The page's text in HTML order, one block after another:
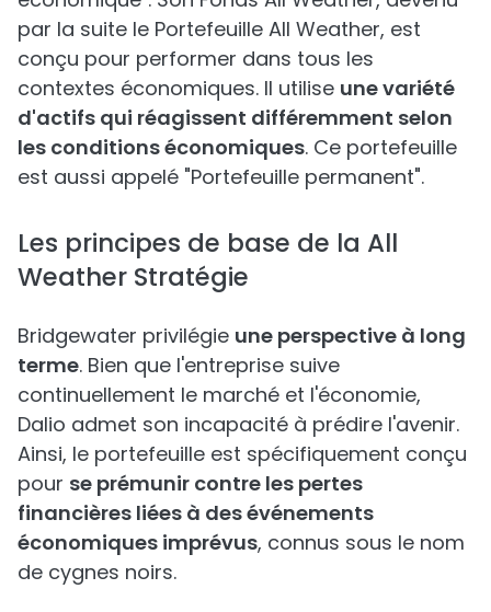
par la suite le Portefeuille All Weather, est
conçu pour performer dans tous les
contextes économiques. Il utilise une variété
d'actifs qui réagissent différemment selon
les conditions économiques. Ce portefeuille
est aussi appelé "Portefeuille permanent".
Les principes de base de la All
Weather Stratégie
Bridgewater privilégie une perspective à long
terme. Bien que l'entreprise suive
continuellement le marché et l'économie,
Dalio admet son incapacité à prédire l'avenir.
Ainsi, le portefeuille est spécifiquement conçu
pour se prémunir contre les pertes
financières liées à des événements
économiques imprévus, connus sous le nom
de cygnes noirs.